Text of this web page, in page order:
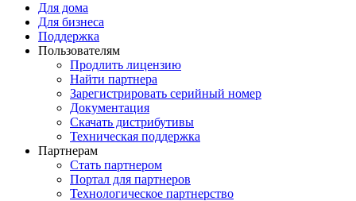
Для дома
Для бизнеса
Поддержка
Пользователям
Продлить лицензию
Найти партнера
Зарегистрировать серийный номер
Документация
Скачать дистрибутивы
Техническая поддержка
Партнерам
Стать партнером
Портал для партнеров
Технологическое партнерство